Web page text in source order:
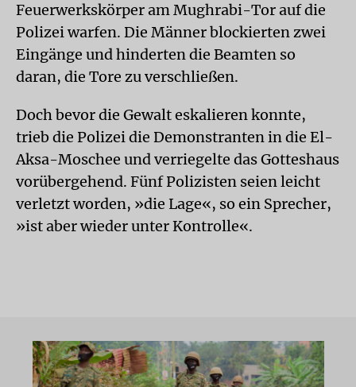
Feuerwerkskörper am Mughrabi-Tor auf die
Polizei warfen. Die Männer blockierten zwei
Eingänge und hinderten die Beamten so
daran, die Tore zu verschließen.
Doch bevor die Gewalt eskalieren konnte,
trieb die Polizei die Demonstranten in die El-
Aksa-Moschee und verriegelte das Gotteshaus
vorübergehend. Fünf Polizisten seien leicht
verletzt worden, »die Lage«, so ein Sprecher,
»ist aber wieder unter Kontrolle«.